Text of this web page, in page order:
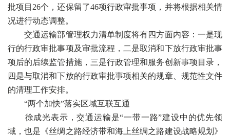
批项目26个，还保留了46项行政审批事项，并将根据相关情
况进行动态调整。
交通运输部管理权力清单制度将有四方面内容：一是现
行的行政审批事项及审批流程，二是取消和下放行政审批事
项后的后续监管措施，三是行政管理和服务创新事项目录，
四是与取消和下放的行政审批事项相关的规章、规范性文件
的清理工作安排。
“两个加快”落实区域互联互通
徐成光表示，交通运输是“一带一路”建设中的优先领
域，也是《丝绸之路经济带和海上丝绸之路建设战略规划》